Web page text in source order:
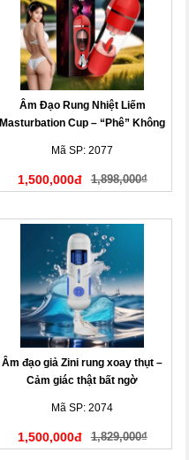
Âm Đạo Rung Nhiệt Liếm
Masturbation Cup – “Phê” Không
Mã SP: 2077
1,500,000đ 1,898,000₫
Âm đạo giả Zini rung xoay thụt –
Cảm giác thật bất ngờ
Mã SP: 2074
1,500,000đ 1,829,000₫